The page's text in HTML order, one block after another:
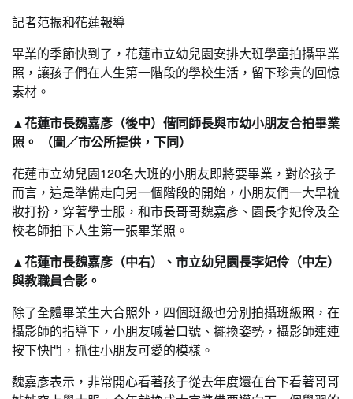
記者范振和∕花蓮報導
畢業的季節快到了，花蓮市立幼兒園安排大班學童拍攝畢業
照，讓孩子們在人生第一階段的學校生活，留下珍貴的回憶
素材。
▲花蓮市長魏嘉彥（後中）偕同師長與市幼小朋友合拍畢業
照。 （圖／市公所提供，下同）
花蓮市立幼兒園120名大班的小朋友即將要畢業，對於孩子
而言，這是準備走向另一個階段的開始，小朋友們一大早梳
妝打扮，穿著學士服，和市長哥哥魏嘉彥、園長李妃伶及全
校老師拍下人生第一張畢業照。
▲花蓮市長魏嘉彥（中右）、市立幼兒園長李妃伶（中左）
與教職員合影。
除了全體畢業生大合照外，四個班級也分別拍攝班級照，在
攝影師的指導下，小朋友喊著口號、擺換姿勢，攝影師連連
按下快門，抓住小朋友可愛的模樣。
魏嘉彥表示，非常開心看著孩子從去年度還在台下看著哥哥